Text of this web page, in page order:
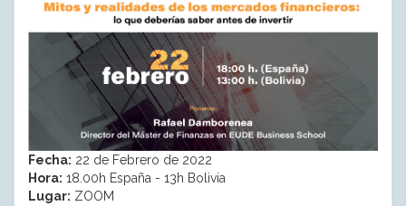
Fecha: 22 de Febrero de 2022
Hora: 18.00h España - 13h Bolivia
Lugar: ZOOM